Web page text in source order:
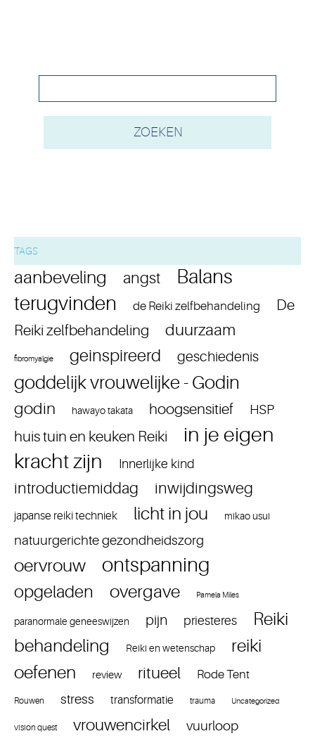
TAGS
aanbeveling angst
Balans
terugvinden
de Reiki zelfbehandeling
De
Reiki zelfbehandeling
duurzaam
fibromyalgie geinspireerd geschiedenis
goddelijk vrouwelijke - Godin
godin hawayo takata hoogsensitief HSP
huis tuin en keuken Reiki
in je eigen
kracht zijn
Innerlijke kind
introductiemiddag inwijdingsweg
japanse reiki techniek licht in jou mikao usui
natuurgerichte gezondheidszorg
oervrouw ontspanning
opgeladen overgave Pamela Miles
paranormale geneeswijzen pijn priesteres
Reiki
behandeling
Reiki en wetenschap
reiki
oefenen
review ritueel Rode Tent
Rouwen stress transformatie trauma Uncategorized
vision quest vrouwencirkel
vuurloop